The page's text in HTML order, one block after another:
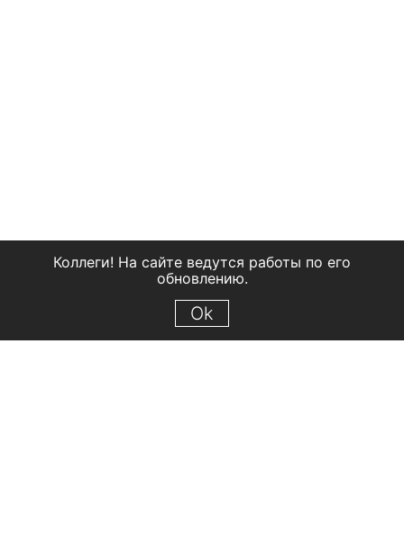
Коллеги! На сайте ведутся работы по его
обновлению.
Ok